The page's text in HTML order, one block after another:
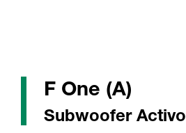
F One (A)
Subwoofer Activo